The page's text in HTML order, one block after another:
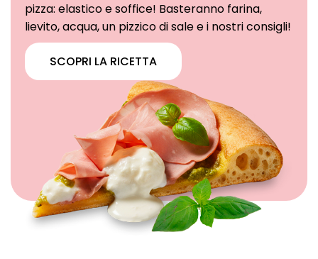
pizza: elastico e soffice! Basteranno farina,
lievito, acqua, un pizzico di sale e i nostri consigli!
SCOPRI LA RICETTA